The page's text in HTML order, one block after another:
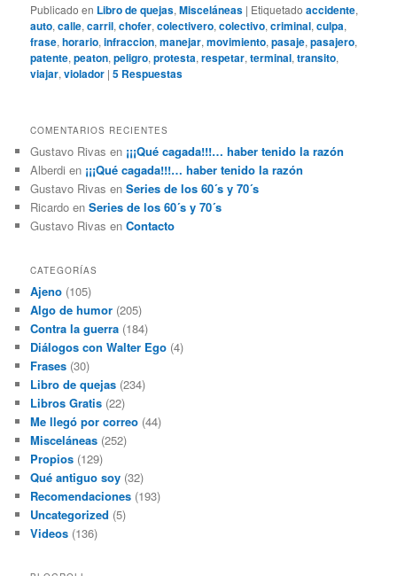
Publicado en Libro de quejas,Misceláneas | Etiquetado accidente,
auto,calle,carril,chofer,colectivero,colectivo,criminal,culpa,
frase,horario,infraccion,manejar,movimiento,pasaje,pasajero,
patente,peaton,peligro,protesta,respetar,terminal,transito,
viajar,violador |5 Respuestas
COMENTARIOS RECIENTES
Gustavo Rivas en ¡¡¡Qué cagada!!!… haber tenido la razón
Alberdi en ¡¡¡Qué cagada!!!… haber tenido la razón
Gustavo Rivas enSeries de los 60´s y 70´s
Ricardo enSeries de los 60´s y 70´s
Gustavo Rivas enContacto
CATEGORÍAS
Ajeno (105)
Algo de humor (205)
Contra la guerra (184)
Diálogos con Walter Ego (4)
Frases (30)
Libro de quejas (234)
Libros Gratis (22)
Me llegó por correo (44)
Misceláneas (252)
Propios (129)
Qué antiguo soy (32)
Recomendaciones (193)
Uncategorized (5)
Videos (136)